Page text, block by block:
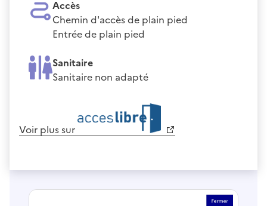
Accès
Chemin d'accès de plain pied
Entrée de plain pied
Sanitaire
Sanitaire non adapté
Voir plus sur